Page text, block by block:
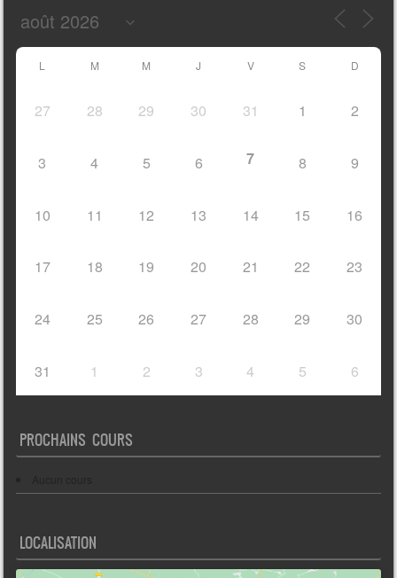
L M M J V S D
27 28 29 30 31 1 2
3 4 5 6 7 8 9
10 11 12 13 14 15 16
17 18 19 20 21 22 23
24 25 26 27 28 29 30
31 1 2 3 4 5 6
PROCHAINS COURS
LOCALISATION